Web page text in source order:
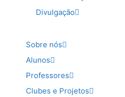
Divulgação
Sobre nós
Alunos
Professores
Clubes e Projetos